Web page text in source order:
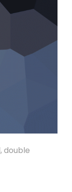
double